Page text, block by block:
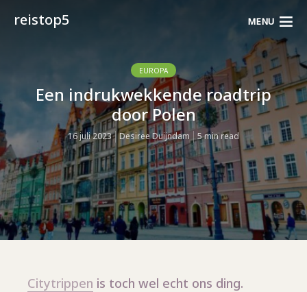
reistop5 MENU
EUROPA
Een indrukwekkende roadtrip
door Polen
16 juli 2023 Desiree Duijndam 5 min read
Citytrippen is toch wel echt ons ding.